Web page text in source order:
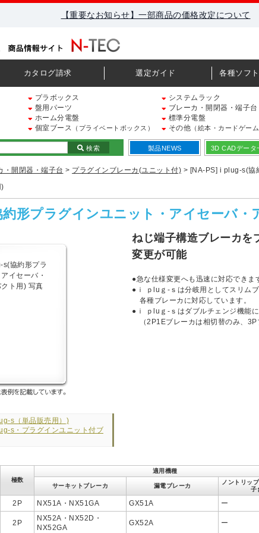
【重要なお知らせ】一部商品の価格改定について
カタログ請求 選定ガイド 各種ソフ
プラボックス システムラック
盤用パーツ ブレーカ・開閉器・端子台
ホーム分電盤 標準分電盤
個室ブース （プライベートボックス） その他 （絵本・カードゲーム
検索 製品NEWS 3D CADデータ
・開閉器・端子台 > プラグインブレーカ(ユニット付) > [NA-PS] i plug-s(協
形プラグインユニット・アイセーバ・
s（単品販売用）)
s・プラグインユニット付ブ
ねじ端子構造ブレーカを
変更が可能
●急な仕様変更へも迅速に対応できま
●ｉ ｐluｇ-ｓは分岐用としてスリム
各種ブレーカに対応しています。
●ｉ ｐluｇ-ｓはダブルチェンジ機能
（2P1Eブレーカは相切替のみ、3P
極数
適用機種
サーキットブレーカ
漏電ブレーカ
ノントリッ
子
2P NX51A・NX51GA GX51A ー
2P
NX52A・NX52D・
NX52GA
GX52A ー